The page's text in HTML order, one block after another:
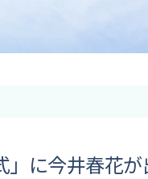
」に今井春花